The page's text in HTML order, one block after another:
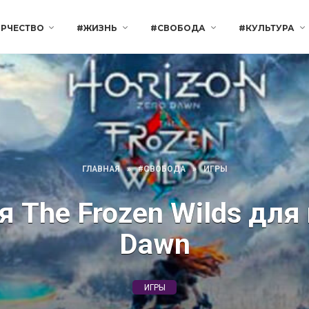
#ЖИЗНЬ #СВОБОДА #КУЛЬТУРА
ГЛАВНАЯ » #СВОБОДА » ИГРЫ
The Frozen Wilds
Dawn
ИГРЫ